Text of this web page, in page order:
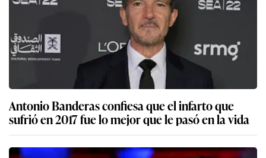
Antonio Banderas confiesa que el infarto que
sufrió en 2017 fue lo mejor que le pasó en la vida